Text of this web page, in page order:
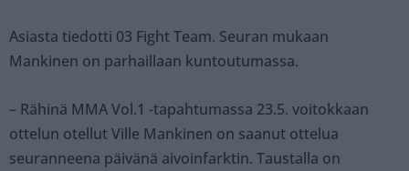
Asiasta tiedotti 03 Fight Team. Seuran mukaan
Mankinen on parhaillaan kuntoutumassa.
– Rähinä MMA Vol.1 -tapahtumassa 23.5. voitokkaan
ottelun otellut Ville Mankinen on saanut ottelua
seuranneena päivänä aivoinfarktin. Taustalla on